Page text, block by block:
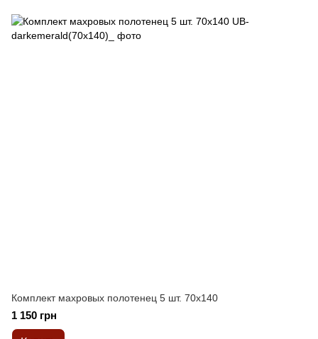
Комплект махровых полотенец 5 шт. 70x140
1 150 грн